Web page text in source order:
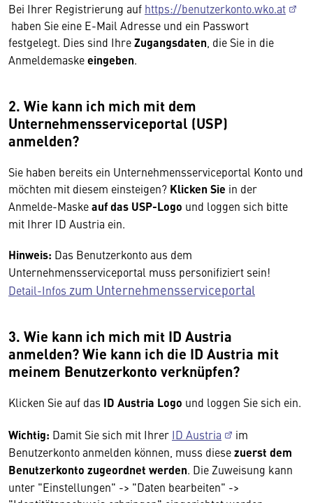
Bei Ihrer Registrierung auf https://benutzerkonto.wko.at
haben Sie eine E-Mail Adresse und ein Passwort
festgelegt. Dies sind IhreZugangsdaten , die Sie in die
Anmeldemaskeeingeben.
2. Wie kann ich mich mit dem
Unternehmensserviceportal (USP)
anmelden?
Sie haben bereits ein Unternehmensserviceportal Konto und
möchten mit diesem einsteigen? Klicken Sie in der
Anmelde-Maskeauf das USP-Logo und loggen sich bitte
mit Ihrer ID Austria ein.
Hinweis: Das Benutzerkonto aus dem
Unternehmensserviceportal muss personifiziert sein!
Detail-Infos zum Unternehmensserviceportal
3. Wie kann ich mich mit ID Austria
anmelden? Wie kann ich die ID Austria mit
meinem Benutzerkonto verknüpfen?
Klicken Sie auf das ID Austria Logo und loggen Sie sich ein.
Wichtig: Damit Sie sich mit Ihrer ID Austria
im
Benutzerkonto anmelden können, muss diesezuerst dem
Benutzerkonto zugeordnet werden. Die Zuweisung kann
unter "Einstellungen" -> "Daten bearbeiten" ->